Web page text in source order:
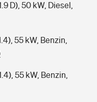
D), 50 kW, Diesel,
55 kW, Benzin,
55 kW, Benzin,